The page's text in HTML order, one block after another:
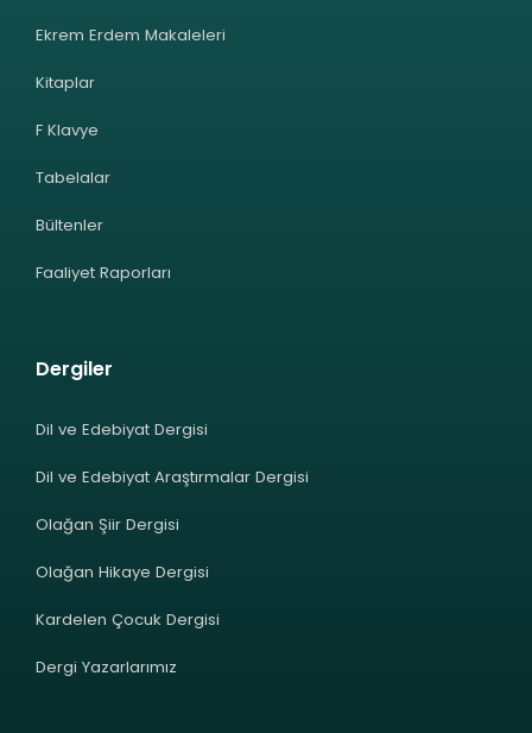
Ekrem Erdem Makaleleri
Kitaplar
F Klavye
Tabelalar
Bültenler
Faaliyet Raporları
Dergiler
Dil ve Edebiyat Dergisi
Dil ve Edebiyat Araştırmalar Dergisi
Olağan Şiir Dergisi
Olağan Hikaye Dergisi
Kardelen Çocuk Dergisi
Dergi Yazarlarımız